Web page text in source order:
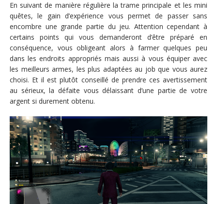
En suivant de manière régulière la trame principale et les mini
quêtes, le gain d’expérience vous permet de passer sans
encombre une grande partie du jeu. Attention cependant à
certains points qui vous demanderont d’être préparé en
conséquence, vous obligeant alors à farmer quelques peu
dans les endroits appropriés mais aussi à vous équiper avec
les meilleurs armes, les plus adaptées au job que vous aurez
choisi. Et il est plutôt conseillé de prendre ces avertissement
au sérieux, la défaite vous délaissant d’une partie de votre
argent si durement obtenu.